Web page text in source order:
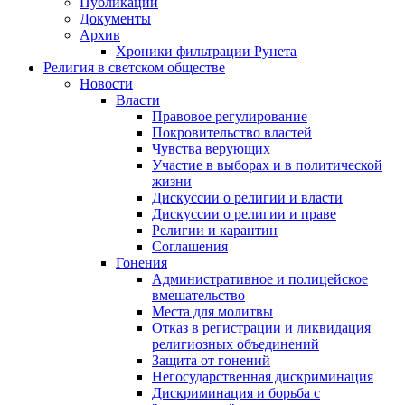
Документы
Архив
Хроники фильтрации Рунета
Религия в светском обществе
Новости
Власти
Правовое регулирование
Покровительство властей
Чувства верующих
Участие в выборах и в политической
жизни
Дискуссии о религии и власти
Дискуссии о религии и праве
Религии и карантин
Соглашения
Гонения
Административное и полицейское
вмешательство
Места для молитвы
Отказ в регистрации и ликвидация
религиозных объединений
Защита от гонений
Негосударственная дискриминация
Дискриминация и борьба с